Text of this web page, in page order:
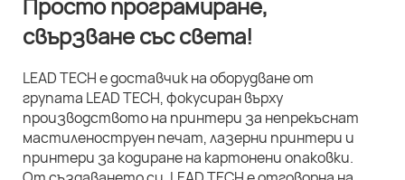
Просто програмиране,
свързване със света!
LEAD TECH е доставчик на оборудване от
групата LEAD TECH, фокусиран върху
производството на принтери за непрекъснат
мастиленоструен печат, лазерни принтери и
принтери за кодиране на картонени опаковки.